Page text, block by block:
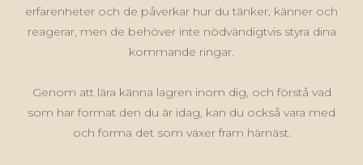
erfarenheter och de påverkar hur du tänker, känner och
reagerar, men de behöver inte nödvändigtvis styra dina
kommande ringar.
Genom att lära känna lagren inom dig, och förstå vad
som har format den du är idag, kan du också vara med
och forma det som växer fram härnäst.